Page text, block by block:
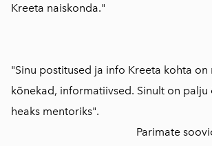
Kreeta naiskonda."
"Sinu postitused ja info Kreeta kohta on
kõnekad, informatiivsed. Sinult on
heaks mentoriks".
Parimate